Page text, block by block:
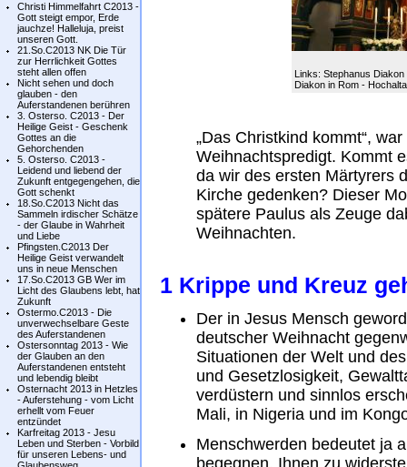
Christi Himmelfahrt C2013 -
Gott steigt empor, Erde
jauchze! Halleluja, preist
unseren Gott.
21.So.C2013 NK Die Tür
zur Herrlichkeit Gottes
steht allen offen
Nicht sehen und doch
glauben - den
Auferstandenen berühren
3. Osterso. C2013 - Der
Heilige Geist - Geschenk
Gottes an die
Gehorchenden
5. Osterso. C2013 -
Leidend und liebend der
Zukunft entgegengehen, die
Gott schenkt
18.So.C2013 Nicht das
Sammeln irdischer Schätze
- der Glaube in Wahrheit
und Liebe
Pfingsten.C2013 Der
Heilige Geist verwandelt
uns in neue Menschen
17.So.C2013 GB Wer im
Licht des Glaubens lebt, hat
Zukunft
Ostermo.C2013 - Die
unverwechselbare Geste
des Auferstandenen
Ostersonntag 2013 - Wie
der Glauben an den
Auferstandenen entsteht
und lebendig bleibt
Osternacht 2013 in Hetzles
- Auferstehung - vom Licht
erhellt vom Feuer
entzündet
Karfreitag 2013 - Jesu
Leben und Sterben - Vorbild
für unseren Lebens- und
Links: Stephanus
Diakon in Rom -
„Das Christkind kommt“,
Weihnachtspredigt. Kommt
da wir des ersten Märtyrers
Kirche gedenken? Dieser
spätere Paulus als Zeuge
Weihnachten.
1 Krippe und Kreuz
Der in Jesus Mensch
deutscher Weihnacht
Situationen der Welt und
und Gesetzlosigkeit,
verdüstern und sinnlos
Mali, in Nigeria und im
Menschwerden bedeutet ja
begegnen. Ihnen zu